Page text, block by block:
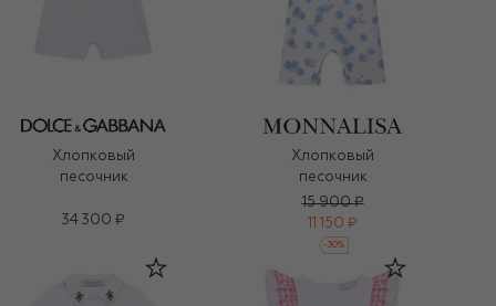
Хлопковый
песочник
34 300 ₽
Хлопковый
песочник
15 900 ₽
11 150 ₽
-30%